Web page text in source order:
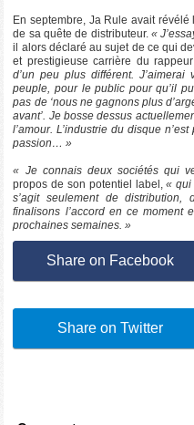
En septembre, Ja Rule avait
de sa quête de distributeur.«
il alors déclaré au sujet de ce qui
et prestigieuse carrière du
d’un peu plus différent.
peuple, pour le public pour qu’il
pas de ‘nous ne gagnons plus
avant’. Je bosse dessus
l’amour. L’industrie du disque
passion… »
« Je connais deux sociétés qui
propos de son potentiel label,« qui
s’agit seulement de
finalisons l’accord en ce moment
prochaines semaines. »
Share on Facebook
Share on Twitter